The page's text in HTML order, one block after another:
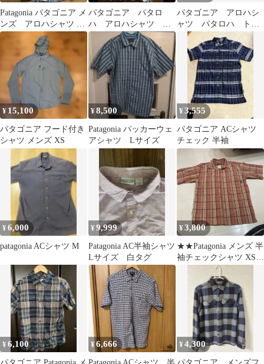
Patagonia パタゴニア メ
ンズ アロハシャツ S
オウム柄
パタゴニア パタロ
ハ アロハシャツ
2024
パタゴニア アロハシ
ャツ パタロハ トラ
ウト柄 2015年復刻
版 ニジマス 魚
¥ 15,100
パタゴニア フード付き
シャツ メンズ XS
¥8,500
Patagonia パッカーウェ
アシャツ Lサイズ
¥3,555
パタゴニア ACシャツ
チェック 半袖
¥6,000
patagonia ACシャツ M
¥9,999
Patagonia AC半袖シャツ
Lサイズ 白タグ
¥3,800
★★Patagonia メンズ 半
袖チェックシャツ XSサ
¥6,100 ¥6,666 ¥4,300